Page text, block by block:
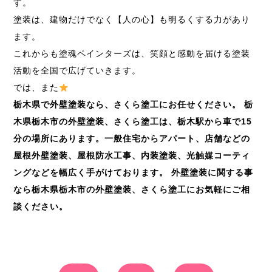
す。
塗装は、建物だけでなく【人の心】も明るくする力があり
ます。
これからも塗魂ペインターズは、笑顔と感動を届ける塗装
活動を全国で広げていきます。
では、また
栃木県で外壁塗装なら、さくら塗工にお任せください。
栃
木県栃木市の外壁塗装、さくら塗工は、栃木駅から車で15
分の場所にあります。一般住宅からアパート、店舗などの
屋根外壁塗装、屋根防水工事、内装塗装、光触媒コーティ
ングなどを幅広く手がけております。
外壁塗装に関する事
なら栃木県栃木市の外壁塗装、さくら塗工にお気軽にご相
談ください。